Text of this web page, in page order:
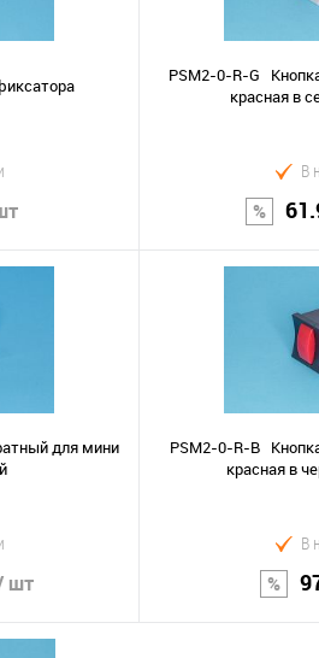
PSM2-0-R-G
красная в
В
В
для мини
шт
PSM2-0-R-B
красная в
В